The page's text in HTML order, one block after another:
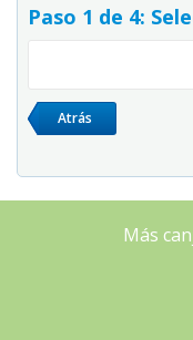
Paso 1 de 4:
Atrás
Más